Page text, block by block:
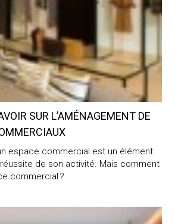
SUR L’AMÉNAGEMENT DE
espace commercial est un élément
de son activité. Mais comment
commercial ?
l’aménagement de vos espaces